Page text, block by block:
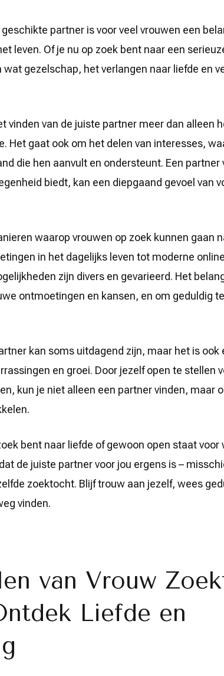
partner is voor veel vrouwen een
leven. Of je nu op zoek bent naar een
gezelschap, het verlangen naar liefde en
vinden van de juiste partner meer dan alleen
Het gaat ook om het delen van interesses,
die hen aanvult en ondersteunt. Een partner
biedt, kan een diepgaand gevoel van
waarop vrouwen op zoek kunnen gaan
in het dagelijks leven tot moderne online
zijn divers en gevarieerd. Het
ontmoetingen en kansen, en om geduldig
kan soms uitdagend zijn, maar het is ook
en groei. Door jezelf open te stellen
kun je niet alleen een partner vinden, maar
bent naar liefde of gewoon open staat voor
de juiste partner voor jou ergens is –
zoektocht. Blijf trouw aan jezelf, wees
vinden.
van Vrouw
Liefde en